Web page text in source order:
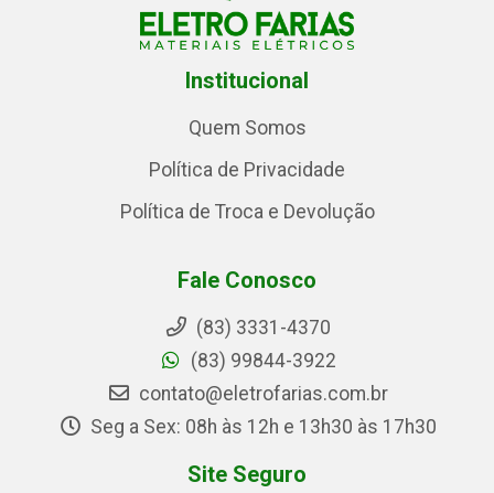
Institucional
Quem Somos
Política de Privacidade
Política de Troca e Devolução
Fale Conosco
(83) 3331-4370
(83) 99844-3922
contato@eletrofarias.com.br
Seg a Sex: 08h às 12h e 13h30 às 17h30
Site Seguro